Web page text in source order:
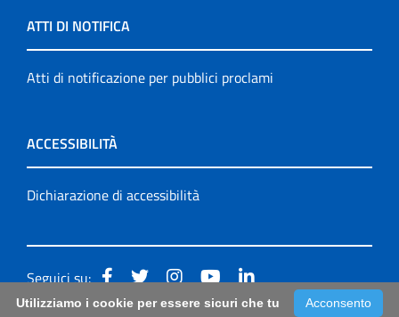
ATTI DI NOTIFICA
Atti di notificazione per pubblici proclami
ACCESSIBILITÀ
Dichiarazione di accessibilità
Seguici su:
Acconsento
Utilizziamo i cookie per essere sicuri che tu